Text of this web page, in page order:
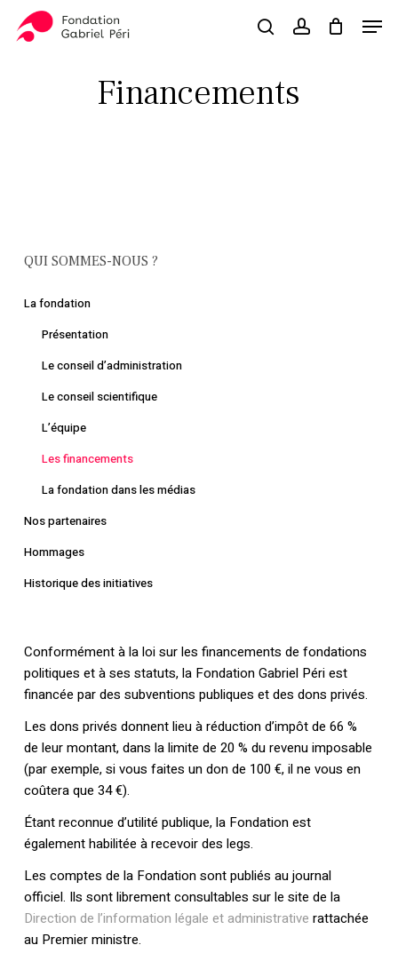
searchaccount
Panier Close
Financements
QUI SOMMES-NOUS ?
La fondation
Présentation
Le conseil d’administration
Le conseil scientifique
L’équipe
Les financements
La fondation dans les médias
Nos partenaires
Hommages
Historique des initiatives
Conformément à la loi sur les financements de fondations
politiques et à ses statuts, la Fondation Gabriel Péri est
financée par des subventions publiques et des dons privés.
Les dons privés donnent lieu à réduction d’impôt de 66 %
de leur montant, dans la limite de 20 % du revenu imposable
(par exemple, si vous faites un don de 100 €, il ne vous en
coûtera que 34 €).
Étant reconnue d’utilité publique, la Fondation est
également habilitée à recevoir des legs.
Les comptes de la Fondation sont publiés au journal
officiel. Ils sont librement consultables sur le site de la
Direction de l’information légale et administrative rattachée
au Premier ministre.